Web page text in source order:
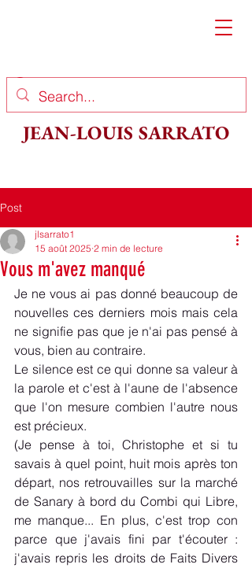
JEAN-LOUIS SARRATO
Post
Vous m'avez manqué
jlsarrato1
15 août 2025 2 min de lecture
Je ne vous ai pas donné beaucoup de
nouvelles ces derniers mois mais cela
ne signifie pas que je n'ai pas pensé à
vous, bien au contraire.
Le silence est ce qui donne sa valeur à
la parole et c'est à l'aune de l'absence
que l'on mesure combien l'autre nous
est précieux.
(Je pense à toi, Christophe et si tu
savais à quel point, huit mois après ton
départ, nos retrouvailles sur la marché
de Sanary à bord du Combi qui Libre,
me manque... En plus, c'est trop con
parce que j'avais fini par t'écouter :
j'avais repris les droits de Faits Divers